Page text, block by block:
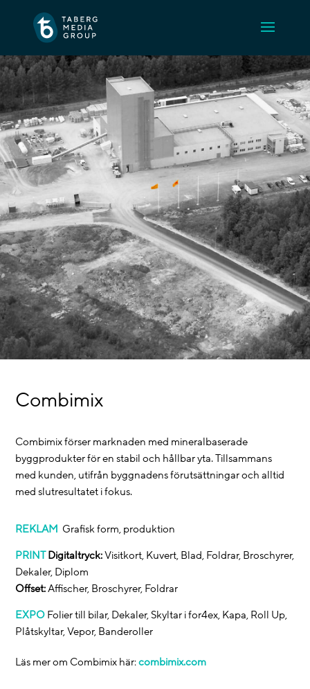
Combimix
Combimix förser marknaden med mineralbaserade
byggprodukter för en stabil och hållbar yta. Tillsammans
med kunden, utifrån byggnadens förutsättningar och alltid
med slutresultatet i fokus.
REKLAM Grafisk form, produktion
PRINTDigitaltryck:Visitkort, Kuvert, Blad, Foldrar, Broschyrer,
Dekaler, Diplom
Offset:Affischer, Broschyrer, Foldrar
EXPO Folier till bilar, Dekaler, Skyltar i for4ex, Kapa, Roll Up,
Plåtskyltar, Vepor, Banderoller
Läs mer om Combimix här:combimix.com